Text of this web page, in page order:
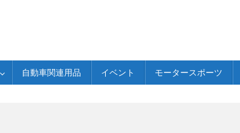
自動車関連用品 イベント モータースポーツ